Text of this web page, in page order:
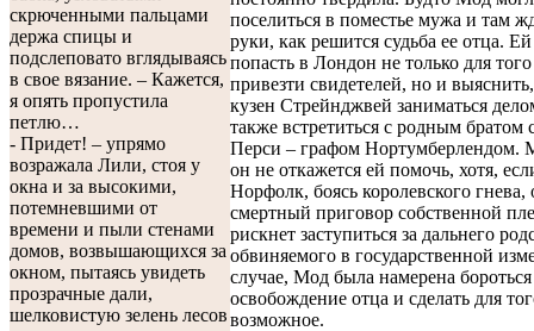
скрюченными пальцами
держа спицы и
подслеповато вглядываясь
в свое вязание. – Кажется,
я опять пропустила
петлю…
- Придет! – упрямо
возражала Лили, стоя у
окна и за высокими,
потемневшими от
времени и пыли стенами
домов, возвышающихся за
окном, пытаясь увидеть
прозрачные дали,
шелковистую зелень лесов
поселиться в поместье мужа и там
руки, как решится судьба ее отца.
попасть в Лондон не только для
привезти свидетелей, но и
кузен Стрейнджвей заниматься
также встретиться с родным братом
Перси – графом Нортумберлендом.
он не откажется ей помочь, хотя,
Норфолк, боясь королевского гнева,
смертный приговор собственной
рискнет заступиться за дальнего
обвиняемого в государственной
случае, Мод была намерена бороться
освобождение отца и сделать для
возможное.